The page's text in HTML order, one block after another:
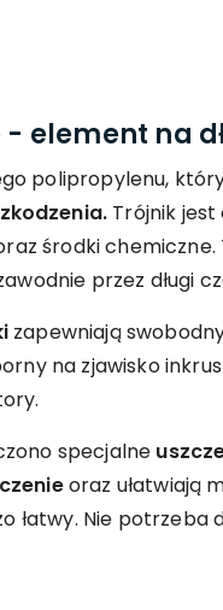
- element na
polipropylenu,
Trójnik
środki chemiczne.
przez długi
zapewniają
na zjawisko
specjalne
oraz ułatwiają
łatwy. Nie potrzeba